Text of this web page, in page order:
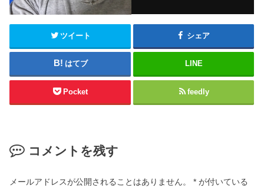
ツイート シェア
はてブ LINE
Pocket feedly
コメントを残す
メールアドレスが公開されることはありません。 * が付いている